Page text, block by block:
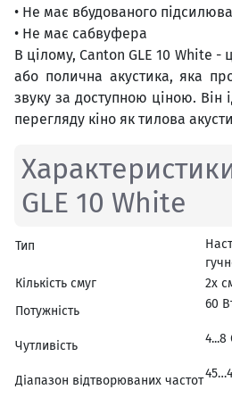
• Не має вбудованого
• Не має сабвуфера
В цілому, Canton GLE 10 White -
або полична акустика, яка
звуку за доступною ціною. Він
перегляду кіно як тилова
GLE 10 White
Тип
Кількість смуг
2х
Потужність
60
Чутливість
Діапазон відтворюваних частот